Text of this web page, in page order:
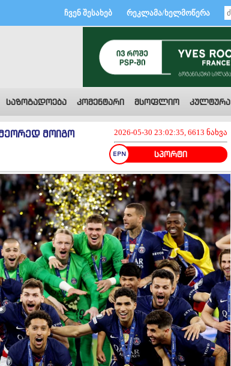
ჩვენ შესახებ რეკლამა/ხელმოწერა
საზოგადოება კომენტარი მსოფლიო კულტურა
2026-05-30 23:02:35, 6613 ნახვა
სპორტი
მოიგო